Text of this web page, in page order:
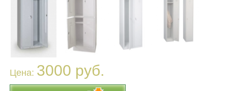
Цена: 3000 руб.